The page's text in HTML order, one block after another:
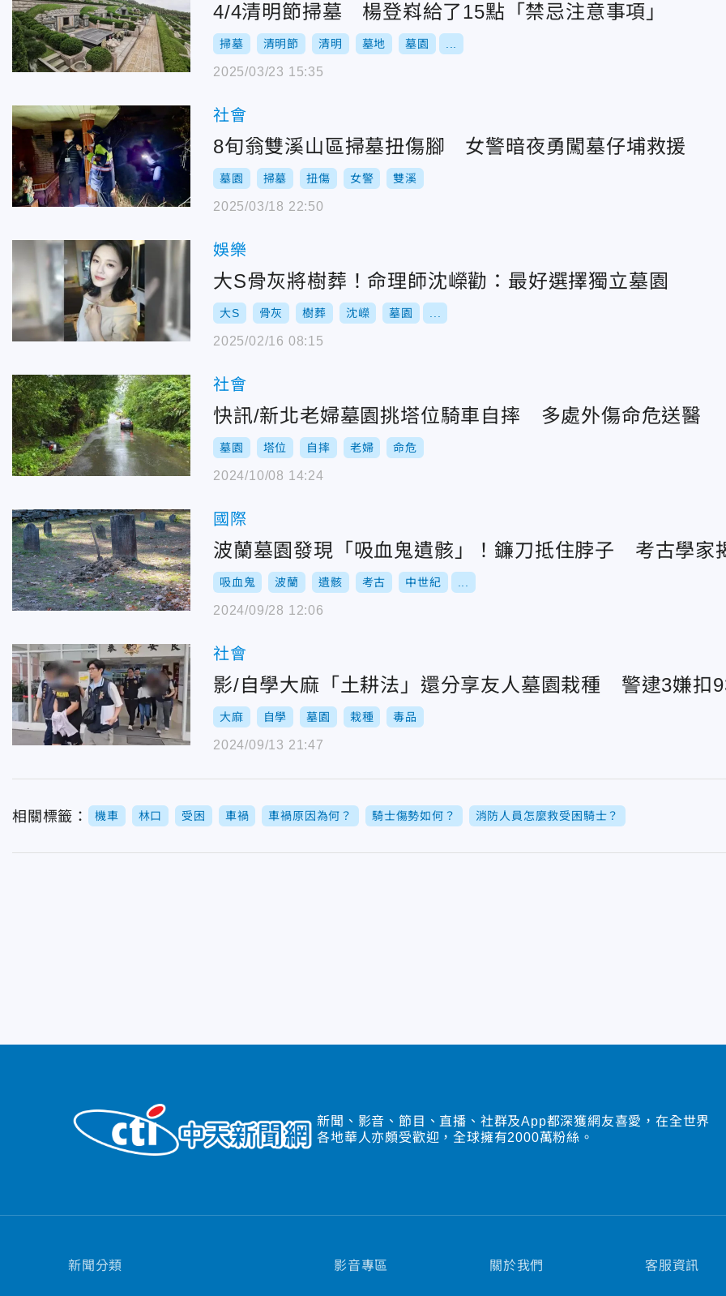
4/4清明節掃墓 楊登嵙給了15點「禁忌注意事項」
掃墓 清明節 清明 墓地 墓園
2025/03/23 15:35
社會
8旬翁雙溪山區掃墓扭傷腳 女警暗夜勇闖墓仔埔救援
墓園 掃墓 扭傷 女警 雙溪
2025/03/18 22:50
娛樂
大S骨灰將樹葬！命理師沈嶸勸：最好選擇獨立墓園
大S 骨灰 樹葬 沈嶸 墓園
2025/02/16 08:15
社會
快訊/新北老婦墓園挑塔位騎車自摔 多處外傷命危送醫
墓園 塔位 自摔 老婦 命危
2024/10/08 14:24
國際
波蘭墓園發現「吸血鬼遺骸」！鐮刀抵住脖子 考古學家
吸血鬼 波蘭 遺骸 考古 中世紀
2024/09/28 12:06
社會
影/自學大麻「土耕法」還分享友人墓園栽種 警逮3嫌扣
大麻 自學 墓園 栽種 毒品
2024/09/13 21:47
相關標籤： 機車 林口 受困 車禍 車禍原因為何？ 騎士傷勢如何？ 消防人員怎麼救受困騎士？
新聞、影音、節目、直播、社群及App都深獲網友喜愛，在全世界
各地華人亦頗受歡迎，全球擁有2000萬粉絲。
新聞分類 影音專區 關於我們 客服資訊